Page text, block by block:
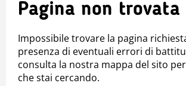
Pagina non trovata
Impossibile trovare la pagina
presenza di eventuali errori di
consulta la nostra mappa del sito
che stai cercando.